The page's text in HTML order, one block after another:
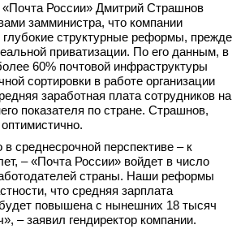
России» Дмитрий Страшнов
замминистра, что компании
глубокие структурные реформы, прежде
приватизации. По его данным, в
60% почтовой инфраструктуры
сортировки в работе организации
заработная плата сотрудников на
показателя по стране. Страшнов,
среднесрочной перспективе – к
– «Почта России» войдет в число
страны. Наши реформы
что средняя зарплата
повышена с нынешних 18 тысяч
– заявил гендиректор компании.